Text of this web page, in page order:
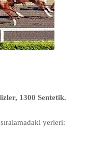
1300 Sentetik.
yerleri: